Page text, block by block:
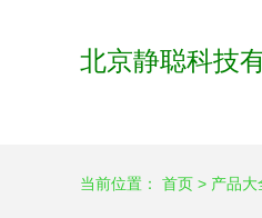
北京静聪科技
当前位置： 首页 > 产品大